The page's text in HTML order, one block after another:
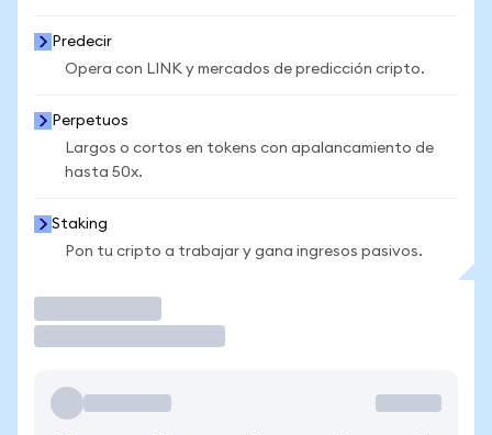
Predecir
Opera con LINK y mercados de predicción cripto.
Perpetuos
Largos o cortos en tokens con apalancamiento de
hasta 50x.
Staking
Pon tu cripto a trabajar y gana ingresos pasivos.